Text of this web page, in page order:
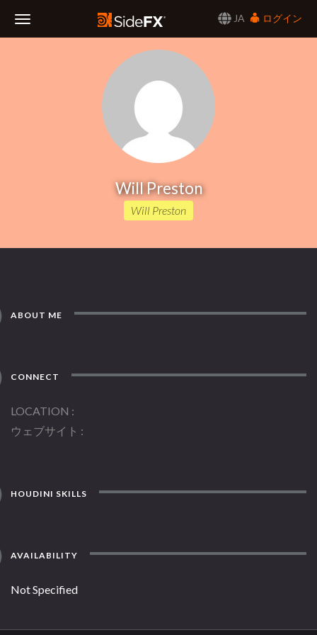
JA
ログイン
Will Preston
Will Preston
ABOUT ME
CONNECT
LOCATION
ウェブサイト
HOUDINI SKILLS
AVAILABILITY
Not Specified